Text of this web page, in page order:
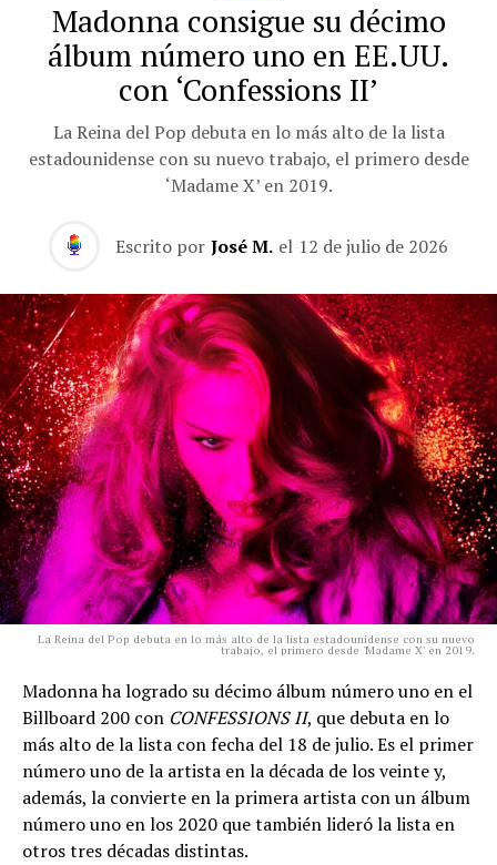
Madonna consigue su décimo
álbum número uno en EE.UU.
con ‘Confessions II’
La Reina del Pop debuta en lo más alto de la lista
estadounidense con su nuevo trabajo, el primero desde
‘Madame X’ en 2019.
Escrito por José M. el 12 de julio de 2026
La Reina del Pop debuta en lo más alto de la lista estadounidense con su nuevo
trabajo, el primero desde 'Madame X' en 2019.
Madonna ha logrado su décimo álbum número uno en el
Billboard 200 con CONFESSIONS II, que debuta en lo
más alto de la lista con fecha del 18 de julio. Es el primer
número uno de la artista en la década de los veinte y,
además, la convierte en la primera artista con un álbum
número uno en los 2020 que también lideró la lista en
otros tres décadas distintas.